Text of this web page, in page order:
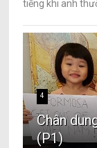
tiếng khi anh
4
Chân
(P1)